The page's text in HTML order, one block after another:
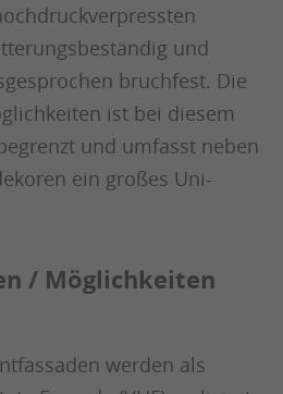
und
bruchfest. Die
ist bei diesem
und umfasst neben
ein großes Uni-
/ Möglichkeiten
werden als